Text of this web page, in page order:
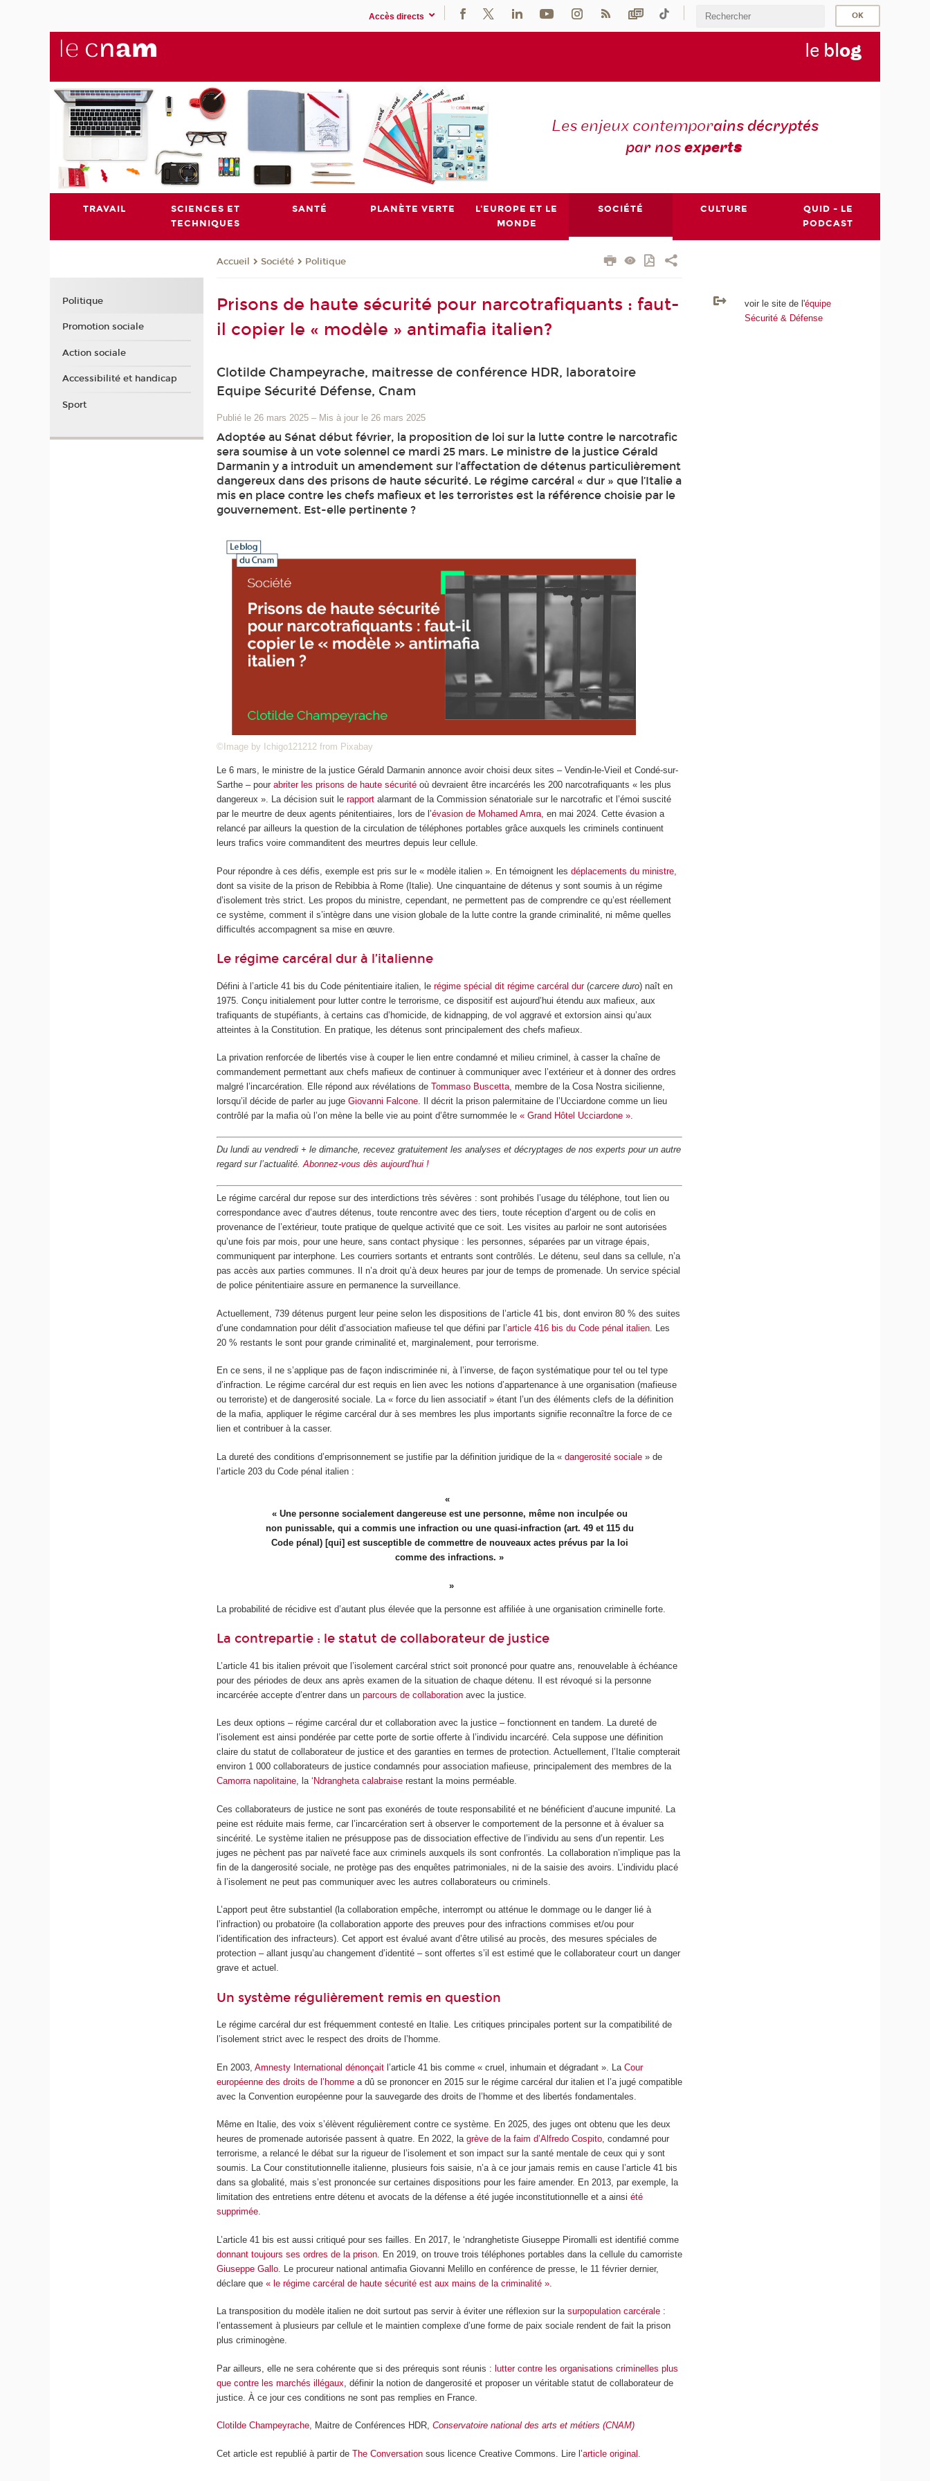
Accès directs
le blog
Les enjeux contemporains décryptés
par nosexperts
TRAVAIL
SCIENCES ET
TECHNIQUES
SANTÉ PLANÈTE VERTE
L'EUROPE ET LE
MONDE
SOCIÉTÉ CULTURE
QUID - LE
PODCAST
Accueil Société Politique
Prisons de haute sécurité pour narcotrafiquants : faut-
il copier le « modèle » antimafia italien?
Clotilde Champeyrache, maitresse de conférence HDR, laboratoire
Equipe Sécurité Défense, Cnam
Publié le 26 mars 2025 – Mis à jour le 26 mars 2025
Adoptée au Sénat début février, la proposition de loi sur la lutte contre le narcotrafic
sera soumise à un vote solennel ce mardi 25 mars. Le ministre de la justice Gérald
Darmanin y a introduit un amendement sur l’affectation de détenus particulièrement
dangereux dans des prisons de haute sécurité. Le régime carcéral « dur » que l’Italie a
mis en place contre les chefs mafieux et les terroristes est la référence choisie par le
gouvernement. Est-elle pertinente ?
©Image by Ichigo121212 from Pixabay
Le 6 mars, le ministre de la justice Gérald Darmanin annonce avoir choisi deux sites – Vendin-le-Vieil et Condé-sur-
Sarthe – pourabriter les prisons de haute sécurité où devraient être incarcérés les 200 narcotrafiquants « les plus
dangereux ». La décision suit lerapport alarmant de la Commission sénatoriale sur le narcotrafic et l’émoi suscité
par le meurtre de deux agents pénitentiaires, lors de l’évasion de Mohamed Amra, en mai 2024. Cette évasion a
relancé par ailleurs la question de la circulation de téléphones portables grâce auxquels les criminels continuent
leurs trafics voire commanditent des meurtres depuis leur cellule.
Pour répondre à ces défis, exemple est pris sur le « modèle italien ». En témoignent lesdéplacements du ministre,
dont sa visite de la prison de Rebibbia à Rome (Italie). Une cinquantaine de détenus y sont soumis à un régime
d’isolement très strict. Les propos du ministre, cependant, ne permettent pas de comprendre ce qu’est réellement
ce système, comment il s’intègre dans une vision globale de la lutte contre la grande criminalité, ni même quelles
difficultés accompagnent sa mise en œuvre.
Le régime carcéral dur à l’italienne
Défini à l’article 41 bis du Code pénitentiaire italien, lerégime spécial dit régime carcéral dur(carcere duro) naît en
1975. Conçu initialement pour lutter contre le terrorisme, ce dispositif est aujourd’hui étendu aux mafieux, aux
trafiquants de stupéfiants, à certains cas d’homicide, de kidnapping, de vol aggravé et extorsion ainsi qu’aux
atteintes à la Constitution. En pratique, les détenus sont principalement des chefs mafieux.
La privation renforcée de libertés vise à couper le lien entre condamné et milieu criminel, à casser la chaîne de
commandement permettant aux chefs mafieux de continuer à communiquer avec l’extérieur et à donner des ordres
malgré l’incarcération. Elle répond aux révélations deTommaso Buscetta, membre de la Cosa Nostra sicilienne,
lorsqu’il décide de parler au jugeGiovanni Falcone. Il décrit la prison palermitaine de l’Ucciardone comme un lieu
contrôlé par la mafia où l’on mène la belle vie au point d’être surnommée le« Grand Hôtel Ucciardone ».
Du lundi au vendredi + le dimanche, recevez gratuitement les analyses et décryptages de nos experts pour un autre
regard sur l’actualité.Abonnez-vous dès aujourd’hui !
Le régime carcéral dur repose sur des interdictions très sévères : sont prohibés l’usage du téléphone, tout lien ou
correspondance avec d’autres détenus, toute rencontre avec des tiers, toute réception d’argent ou de colis en
provenance de l’extérieur, toute pratique de quelque activité que ce soit. Les visites au parloir ne sont autorisées
qu’une fois par mois, pour une heure, sans contact physique : les personnes, séparées par un vitrage épais,
communiquent par interphone. Les courriers sortants et entrants sont contrôlés. Le détenu, seul dans sa cellule, n’a
pas accès aux parties communes. Il n’a droit qu’à deux heures par jour de temps de promenade. Un service spécial
de police pénitentiaire assure en permanence la surveillance.
Actuellement, 739 détenus purgent leur peine selon les dispositions de l’article 41 bis, dont environ 80 % des suites
d’une condamnation pour délit d’association mafieuse tel que défini par l’article 416 bis du Code pénal italien . Les
20 % restants le sont pour grande criminalité et, marginalement, pour terrorisme.
En ce sens, il ne s’applique pas de façon indiscriminée ni, à l’inverse, de façon systématique pour tel ou tel type
d’infraction. Le régime carcéral dur est requis en lien avec les notions d’appartenance à une organisation (mafieuse
ou terroriste) et de dangerosité sociale. La « force du lien associatif » étant l’un des éléments clefs de la définition
de la mafia, appliquer le régime carcéral dur à ses membres les plus importants signifie reconnaître la force de ce
lien et contribuer à la casser.
La dureté des conditions d’emprisonnement se justifie par la définition juridique de la «dangerosité sociale » de
l’article 203 du Code pénal italien :
« Une personne socialement dangereuse est une personne, même non inculpée ou
non punissable, qui a commis une infraction ou une quasi-infraction (art. 49 et 115 du
Code pénal) [qui] est susceptible de commettre de nouveaux actes prévus par la loi
comme des infractions. »
La probabilité de récidive est d’autant plus élevée que la personne est affiliée à une organisation criminelle forte.
La contrepartie : le statut de collaborateur de justice
L’article 41 bis italien prévoit que l’isolement carcéral strict soit prononcé pour quatre ans, renouvelable à échéance
pour des périodes de deux ans après examen de la situation de chaque détenu. Il est révoqué si la personne
incarcérée accepte d’entrer dans unparcours de collaboration avec la justice.
Les deux options – régime carcéral dur et collaboration avec la justice – fonctionnent en tandem. La dureté de
l’isolement est ainsi pondérée par cette porte de sortie offerte à l’individu incarcéré. Cela suppose une définition
claire du statut de collaborateur de justice et des garanties en termes de protection. Actuellement, l’Italie compterait
environ 1 000 collaborateurs de justice condamnés pour association mafieuse, principalement des membres de la
Camorra napolitaine, la‘Ndrangheta calabraise restant la moins perméable.
Ces collaborateurs de justice ne sont pas exonérés de toute responsabilité et ne bénéficient d’aucune impunité. La
peine est réduite mais ferme, car l’incarcération sert à observer le comportement de la personne et à évaluer sa
sincérité. Le système italien ne présuppose pas de dissociation effective de l’individu au sens d’un repentir. Les
juges ne pèchent pas par naïveté face aux criminels auxquels ils sont confrontés. La collaboration n’implique pas la
fin de la dangerosité sociale, ne protège pas des enquêtes patrimoniales, ni de la saisie des avoirs. L’individu placé
à l’isolement ne peut pas communiquer avec les autres collaborateurs ou criminels.
L’apport peut être substantiel (la collaboration empêche, interrompt ou atténue le dommage ou le danger lié à
l’infraction) ou probatoire (la collaboration apporte des preuves pour des infractions commises et/ou pour
l’identification des infracteurs). Cet apport est évalué avant d’être utilisé au procès, des mesures spéciales de
protection – allant jusqu’au changement d’identité – sont offertes s’il est estimé que le collaborateur court un danger
grave et actuel.
Un système régulièrement remis en question
Le régime carcéral dur est fréquemment contesté en Italie. Les critiques principales portent sur la compatibilité de
l’isolement strict avec le respect des droits de l’homme.
En 2003,Amnesty International dénonçait l’article 41 bis comme « cruel, inhumain et dégradant ». LaCour
européenne des droits de l’homme a dû se prononcer en 2015 sur le régime carcéral dur italien et l’a jugé compatible
avec la Convention européenne pour la sauvegarde des droits de l’homme et des libertés fondamentales.
Même en Italie, des voix s’élèvent régulièrement contre ce système. En 2025, des juges ont obtenu que les deux
heures de promenade autorisée passent à quatre. En 2022, lagrève de la faim d’Alfredo Cospito, condamné pour
terrorisme, a relancé le débat sur la rigueur de l’isolement et son impact sur la santé mentale de ceux qui y sont
soumis. La Cour constitutionnelle italienne, plusieurs fois saisie, n’a à ce jour jamais remis en cause l’article 41 bis
dans sa globalité, mais s’est prononcée sur certaines dispositions pour les faire amender. En 2013, par exemple, la
limitation des entretiens entre détenu et avocats de la défense a été jugée inconstitutionnelle et a ainsiété
supprimée.
L’article 41 bis est aussi critiqué pour ses failles. En 2017, le ‘ndranghetiste Giuseppe Piromalli est identifié comme
donnant toujours ses ordres de la prison . En 2019, on trouve trois téléphones portables dans la cellule du camorriste
Giuseppe Gallo . Le procureur national antimafia Giovanni Melillo en conférence de presse, le 11 février dernier,
déclare que« le régime carcéral de haute sécurité est aux mains de la criminalité »
La transposition du modèle italien ne doit surtout pas servir à éviter une réflexion sur lasurpopulation carcérale :
l’entassement à plusieurs par cellule et le maintien complexe d’une forme de paix sociale rendent de fait la prison
plus criminogène.
Par ailleurs, elle ne sera cohérente que si des prérequis sont réunis :lutter contre les organisations criminelles plus
que contre les marchés illégaux , définir la notion de dangerosité et proposer un véritable statut de collaborateur de
justice. À ce jour ces conditions ne sont pas remplies en France.
Clotilde Champeyrache, Maitre de Conférences HDR,Conservatoire national des arts et métiers (CNAM)
Cet article est republié à partir deThe Conversation sous licence Creative Commons. Lire l’article original
voir le site de l'équipe
Sécurité & Défense
Politique
Promotion sociale
Action sociale
Accessibilité et handicap
Sport